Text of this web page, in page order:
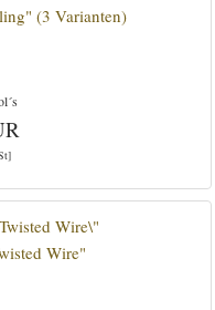
(3 Varianten)
Wire"